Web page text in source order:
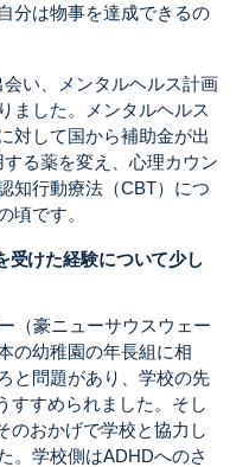
分は物事を達成できるの
い、メンタルヘルス計画
ました。メンタルヘルス
対して国から補助金が出
る薬を変え、心理カウン
知行動療法（CBT）につ
頃です。
受けた経験について少し
（豪ニューサウスウェー
の幼稚園の年長組に相
と問題があり、学校の先
すすめられました。そし
のおかげで学校と協力し
。学校側はADHDへのさ